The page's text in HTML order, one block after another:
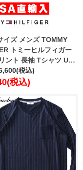
イズ メンズ TOMMY
トミーヒルフィガー
ント 長袖 Tシャツ USA
税込)
税込)